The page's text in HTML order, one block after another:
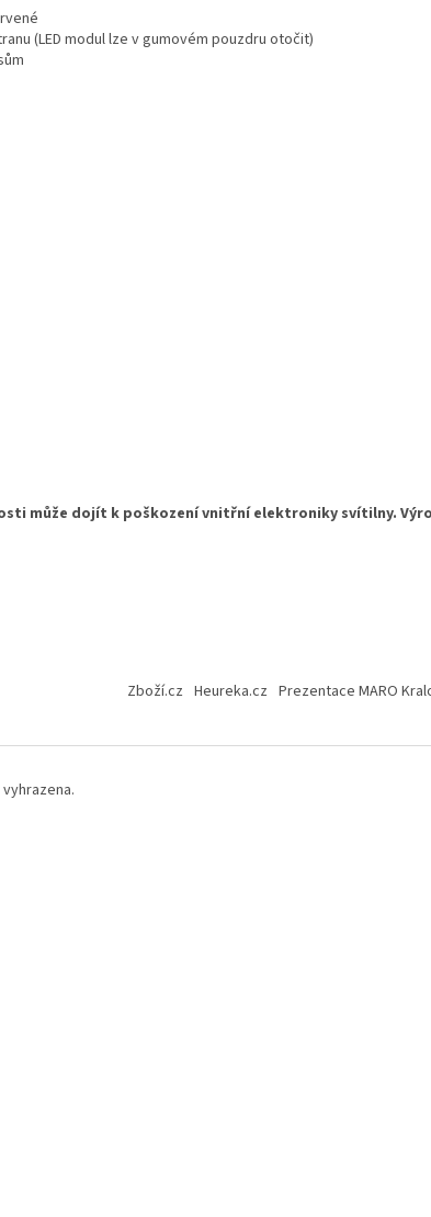
(LED modul lze v gumovém pouzdru otočit)
může dojít k poškození vnitřní elektroniky svítilny.
Zboží.cz Heureka.cz Prezentace MARO